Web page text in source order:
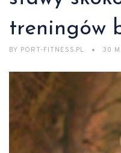
treningów
BY PORT-FITNESS.PL 30